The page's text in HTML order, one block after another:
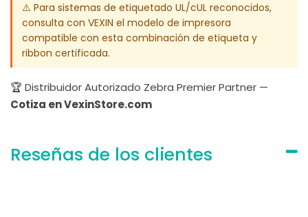
⚠️ Para sistemas de etiquetado UL/cUL reconocidos,
consulta con VEXIN el modelo de impresora
compatible con esta combinación de etiqueta y
ribbon certificada.
🏆 Distribuidor Autorizado Zebra Premier Partner —
Cotiza en VexinStore.com
Reseñas de los clientes